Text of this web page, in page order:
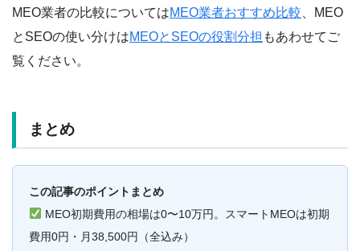
MEO業者の比較についてはMEO業者おすすめ比較 、MEO
とSEOの使い分けはMEOとSEOの役割分担 もあわせてご
覧ください。
まとめ
この記事のポイントまとめ
MEO初期費用の相場は0〜10万円。スマートMEOは初期
費用0円・月38,500円（全込み）